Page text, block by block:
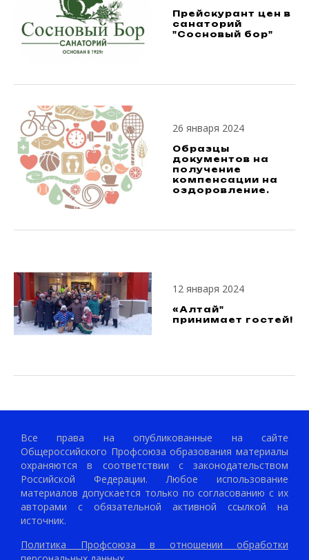
Прейскурант цен в
санаторий
"Сосновый бор"
26 января 2024
Образцы
документов на
получение
компенсации на
оздоровление.
12 января 2024
«Алтай"
принимает гостей!
Все права на опубликованные на сайте
Общероссийского Профсоюза образования материалы
охраняются в соответствии с законодательством
Российской Федерации. Любое использование
материалов допускается только по согласованию с их
авторами с обязательной активной ссылкой на
источник.
Политика Профсоюза в отношении обработки